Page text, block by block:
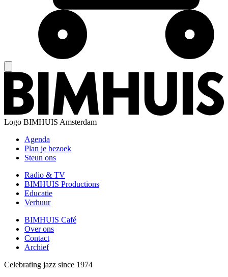
Logo BIMHUIS Amsterdam
Agenda
Plan je bezoek
Steun ons
Radio & TV
BIMHUIS Productions
Educatie
Verhuur
BIMHUIS Café
Over ons
Contact
Archief
Celebrating jazz since 1974